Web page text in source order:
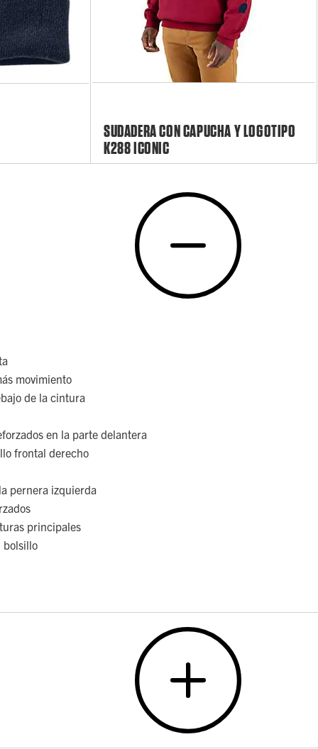
SUDADERA CON CAPUCHA Y LOGOTIPO
K288 ICONIC
movimiento
de la cintura
en la parte delantera
frontal derecho
pernera izquierda
principales
bolsillo